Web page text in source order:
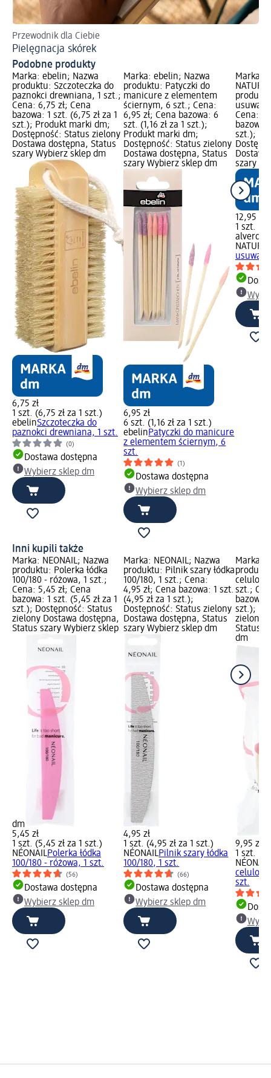
Przewodnik dla Ciebie
Pielęgnacja skórek
Podobne produkty
Marka: ebelin; Nazwa
produktu: Szczoteczka do
paznokci drewniana, 1 szt.;
Cena: 6,75 zł; Cena
bazowa: 1 szt. (6,75 zł za 1
szt.); Produkt marki dm;
Dostępność: Status zielony
Dostawa dostępna, Status
szary Wybierz sklep dm
6,75 zł
1 szt. (6,75 zł za 1 szt.)
ebelinSzczoteczka do
paznokci drewniana, 1 szt.
(0)
Dostawa dostępna
Wybierz sklep dm
Marka: ebelin; Nazwa
produktu: Patyczki do
manicure z elementem
ściernym, 6 szt.; Cena:
6,95 zł; Cena bazowa: 6
szt. (1,16 zł za 1 szt.);
Produkt marki dm;
Dostępność: Status zielony
Dostawa dostępna, Status
szary Wybierz sklep dm
6,95 zł
6 szt. (1,16 zł za 1 szt.)
ebelinPatyczki do manicure
z elementem ściernym, 6
szt.
(1)
Dostawa dostępna
Wybierz sklep dm
Marka:
Cena:
bazowa:
szt.);
szary
12,95 zł
1 szt.
alverde
Inni kupili także
Marka: NÉONAIL; Nazwa
produktu: Polerka łódka
100/180 - różowa, 1 szt.;
Cena: 5,45 zł; Cena
bazowa: 1 szt. (5,45 zł za 1
szt.); Dostępność: Status
zielony Dostawa dostępna,
Status szary Wybierz sklep
dm
5,45 zł
1 szt. (5,45 zł za 1 szt.)
NÉONAILPolerka łódka
100/180 - różowa, 1 szt.
(56)
Dostawa dostępna
Wybierz sklep dm
Marka: NÉONAIL; Nazwa
produktu: Pilnik szary łódka
100/180, 1 szt.; Cena:
4,95 zł; Cena bazowa: 1 szt.
(4,95 zł za 1 szt.);
Dostępność: Status zielony
Dostawa dostępna, Status
szary Wybierz sklep dm
4,95 zł
1 szt. (4,95 zł za 1 szt.)
NÉONAILPilnik szary łódka
100/180, 1 szt.
(66)
Dostawa dostępna
Wybierz sklep dm
Marka:
szt.;
bazowa:
szt.);
zielony
Status
dm
9,95 zł
1 szt.
NÉONAIL
szt.